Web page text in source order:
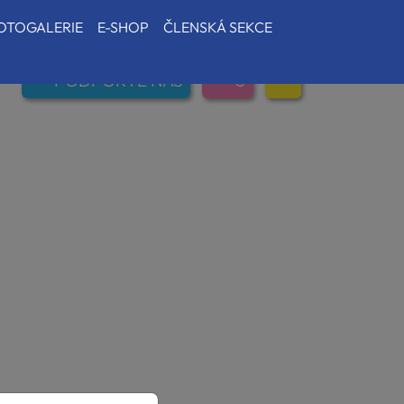
E-SHOP ČLENSKÁ SEKCE
PODPOŘTE NÁS 0